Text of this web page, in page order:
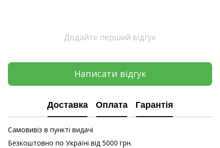
Додайте перший відгук
Написати відгук
Доставка Оплата Гарантія
Самовивіз в пункті видачі
Безкоштовно по Україні від 5000 грн.